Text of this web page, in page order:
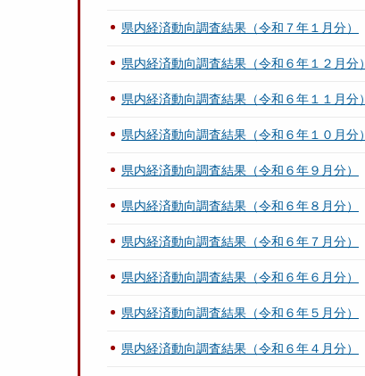
県内経済動向調査結果（令和７年１月分）
県内経済動向調査結果（令和６年１２月分）
県内経済動向調査結果（令和６年１１月分）
県内経済動向調査結果（令和６年１０月分）
県内経済動向調査結果（令和６年９月分）
県内経済動向調査結果（令和６年８月分）
県内経済動向調査結果（令和６年７月分）
県内経済動向調査結果（令和６年６月分）
県内経済動向調査結果（令和６年５月分）
県内経済動向調査結果（令和６年４月分）